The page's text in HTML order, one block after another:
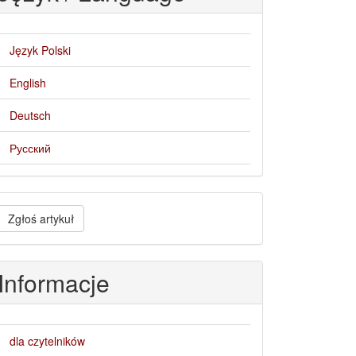
Język Polski
English
Deutsch
Русский
Zgłoś artykuł
dla czytelników